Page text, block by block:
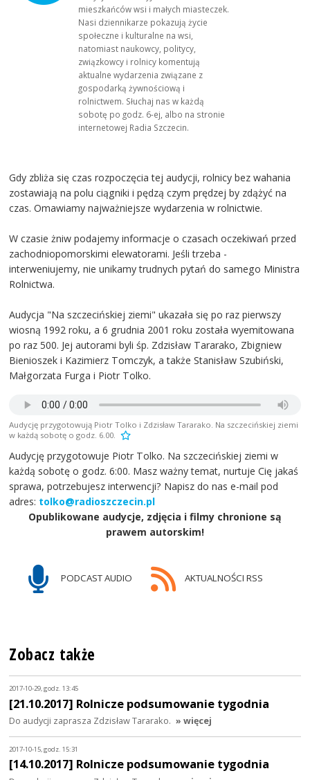
mieszkańców wsi i małych miasteczek.
Nasi dziennikarze pokazują życie
społeczne i kulturalne na wsi,
natomiast naukowcy, politycy,
związkowcy i rolnicy komentują
aktualne wydarzenia związane z
gospodarką żywnościową i
rolnictwem. Słuchaj nas w każdą
sobotę po godz. 6-ej, albo na stronie
internetowej Radia Szczecin.
Gdy zbliża się czas rozpoczęcia tej audycji, rolnicy bez wahania
zostawiają na polu ciągniki i pędzą czym prędzej by zdążyć na
czas. Omawiamy najważniejsze wydarzenia w rolnictwie.
W czasie żniw podajemy informacje o czasach oczekiwań przed
zachodniopomorskimi elewatorami. Jeśli trzeba -
interweniujemy, nie unikamy trudnych pytań do samego Ministra
Rolnictwa.
Audycja "Na szczecińskiej ziemi" ukazała się po raz pierwszy
wiosną 1992 roku, a 6 grudnia 2001 roku została wyemitowana
po raz 500. Jej autorami byli śp. Zdzisław Tararako, Zbigniew
Bienioszek i Kazimierz Tomczyk, a także Stanisław Szubiński,
Małgorzata Furga i Piotr Tolko.
Audycję przygotowują Piotr Tolko i Zdzisław Tararako. Na szczecińskiej ziemi
w każdą sobotę o godz. 6.00.
Audycję przygotowuje Piotr Tolko. Na szczecińskiej ziemi w
każdą sobotę o godz. 6:00. Masz ważny temat, nurtuje Cię jakaś
sprawa, potrzebujesz interwencji? Napisz do nas e-mail pod
adres: tolko@radioszczecin.pl
Opublikowane audycje, zdjęcia i filmy chronione są
prawem autorskim!
PODCAST AUDIO AKTUALNOŚCI RSS
Zobacz także
2017-10-29, godz. 13:45
[21.10.2017] Rolnicze podsumowanie tygodnia
Do audycji zaprasza Zdzisław Tararako. » więcej
2017-10-15, godz. 15:31
[14.10.2017] Rolnicze podsumowanie tygodnia